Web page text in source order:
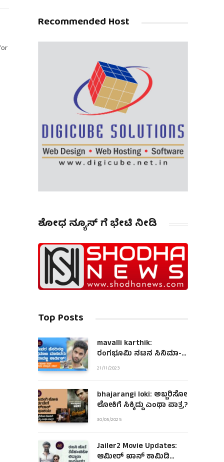
Recommended Host
ಶೋಧ ನ್ಯೂಸ್ ಗೆ ಭೇಟಿ ನೀಡಿ
Top Posts
mavalli karthik:
ರಂಗಭೂಮಿ ನಟನ ಸಿನಿಮಾ-
ಮಾಧ್ಯಮ ಯಾನ!
21/11/2023
bhajarangi loki: ಅಬ್ಬರಿಸೋ
ಲೋಕಿಗೆ ಸಿಕ್ಕಿದ್ದು ಎಂಥಾ ಪಾತ್ರ?
30/05/2025
Jailer2 Movie Updates:
ಆಮೀರ್ ಖಾನ್ ಕಾಮಿಡಿ